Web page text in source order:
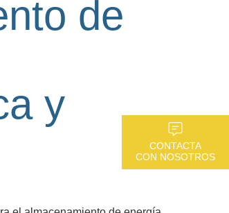
CONTACTA
CON NOSOTROS
de
y